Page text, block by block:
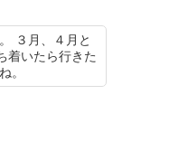
３月、４月と
着いたら行きた
。